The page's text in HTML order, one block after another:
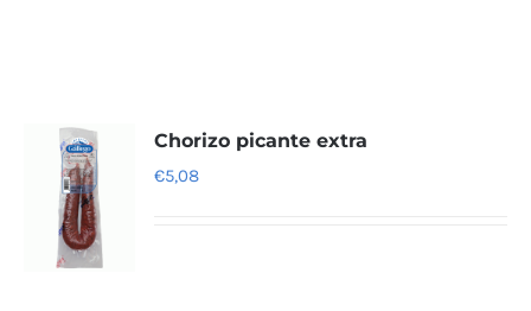
Chorizo picante extra
€5,08